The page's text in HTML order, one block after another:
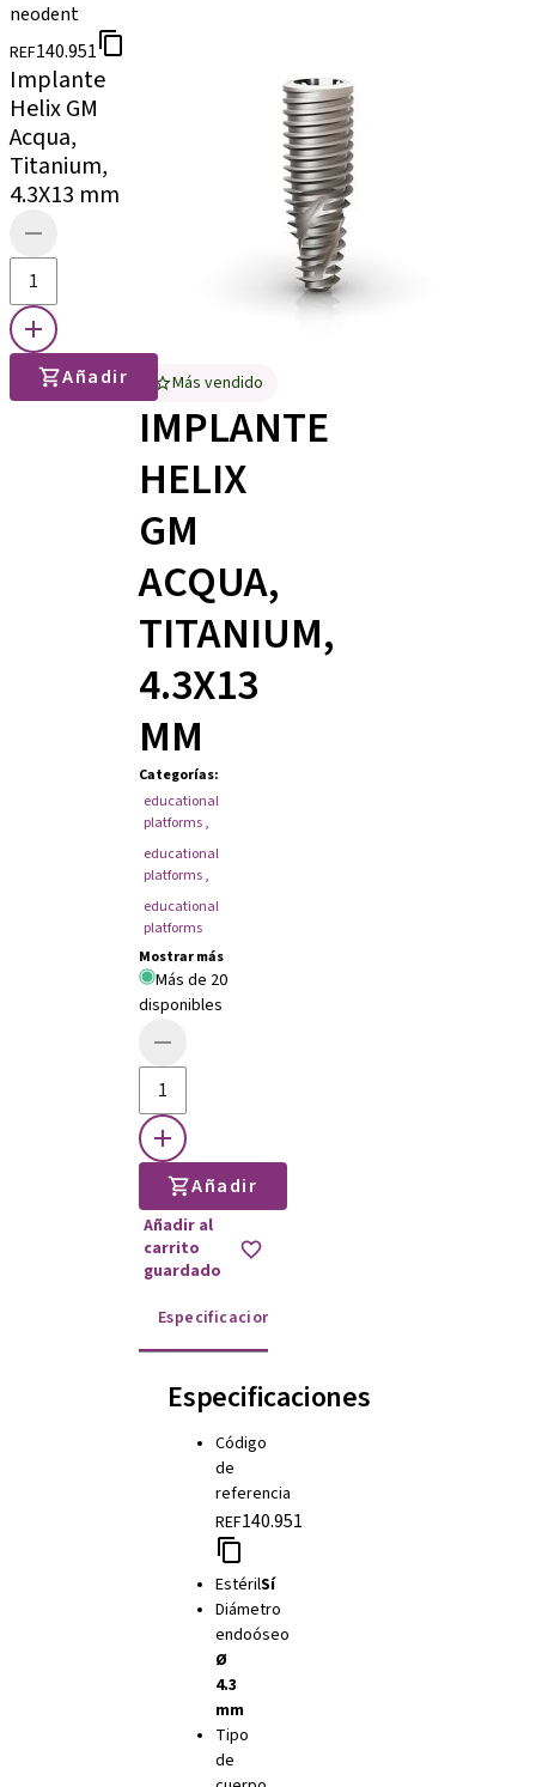
neodent
REF140.951
Implante
Helix GM
Acqua,
Titanium,
4.3X13 mm
Añadir Más vendido
IMPLANTE
HELIX
GM
ACQUA,
TITANIUM,
4.3X13
MM
Categorías:
educational
platforms,
educational
platforms,
educational
platforms
Mostrar más
Más de 20
disponibles
Añadir
Añadir al
carrito
guardado
Especificaciones
Especificaciones
Código
de
referencia
REF140.951
EstérilSí
Diámetro
endoóseo
Ø
4.3
mm
Tipo
de